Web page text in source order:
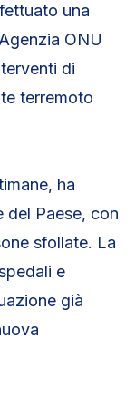
una
ONU
di
terremoto
ha
del Paese, con
sfollate. La
e
già